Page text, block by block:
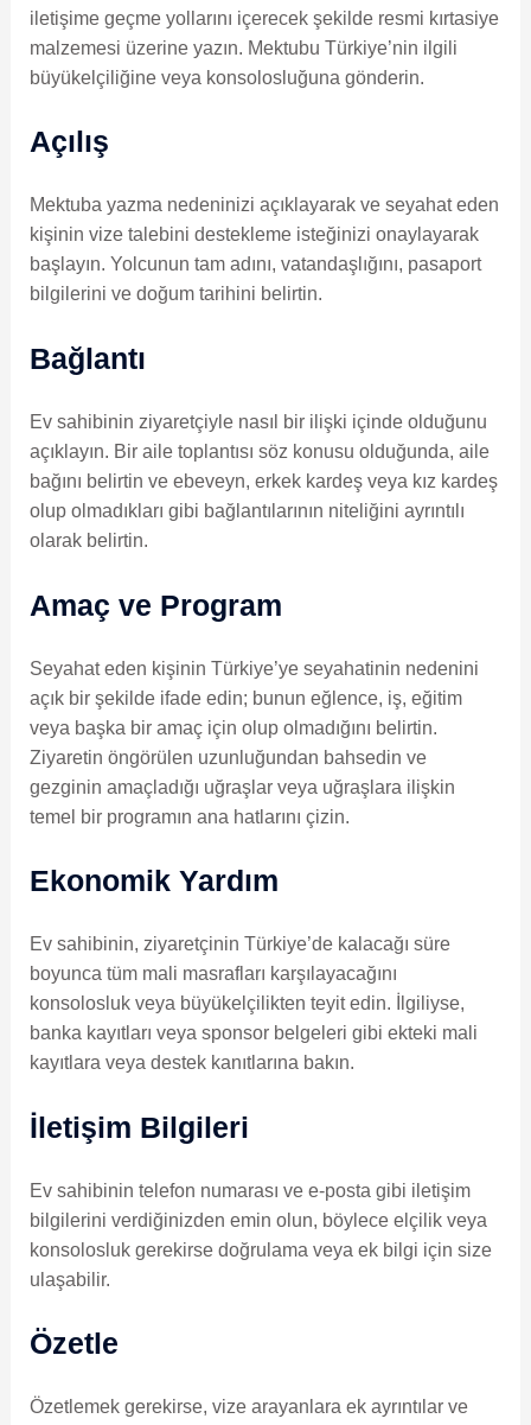
iletişime geçme yollarını içerecek şekilde resmi kırtasiye
malzemesi üzerine yazın. Mektubu Türkiye’nin ilgili
büyükelçiliğine veya konsolosluğuna gönderin.
Açılış
Mektuba yazma nedeninizi açıklayarak ve seyahat eden
kişinin vize talebini destekleme isteğinizi onaylayarak
başlayın. Yolcunun tam adını, vatandaşlığını, pasaport
bilgilerini ve doğum tarihini belirtin.
Bağlantı
Ev sahibinin ziyaretçiyle nasıl bir ilişki içinde olduğunu
açıklayın. Bir aile toplantısı söz konusu olduğunda, aile
bağını belirtin ve ebeveyn, erkek kardeş veya kız kardeş
olup olmadıkları gibi bağlantılarının niteliğini ayrıntılı
olarak belirtin.
Amaç ve Program
Seyahat eden kişinin Türkiye’ye seyahatinin nedenini
açık bir şekilde ifade edin; bunun eğlence, iş, eğitim
veya başka bir amaç için olup olmadığını belirtin.
Ziyaretin öngörülen uzunluğundan bahsedin ve
gezginin amaçladığı uğraşlar veya uğraşlara ilişkin
temel bir programın ana hatlarını çizin.
Ekonomik Yardım
Ev sahibinin, ziyaretçinin Türkiye’de kalacağı süre
boyunca tüm mali masrafları karşılayacağını
konsolosluk veya büyükelçilikten teyit edin. İlgiliyse,
banka kayıtları veya sponsor belgeleri gibi ekteki mali
kayıtlara veya destek kanıtlarına bakın.
İletişim Bilgileri
Ev sahibinin telefon numarası ve e-posta gibi iletişim
bilgilerini verdiğinizden emin olun, böylece elçilik veya
konsolosluk gerekirse doğrulama veya ek bilgi için size
ulaşabilir.
Özetle
Özetlemek gerekirse, vize arayanlara ek ayrıntılar ve